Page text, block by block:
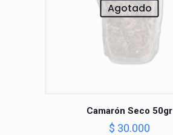
Agotado
Camarón Seco 50gr
$ 30.000